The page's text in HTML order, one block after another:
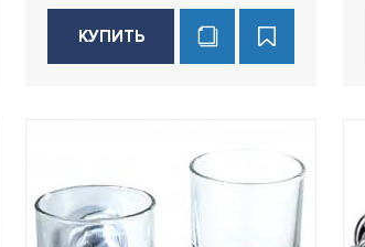
КУПИТЬ